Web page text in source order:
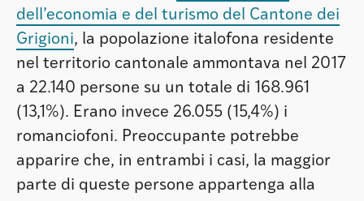
dell’economia e del turismo del Cantone dei
Grigioni, la popolazione italofona residente
nel territorio cantonale ammontava nel 2017
a 22.140 persone su un totale di 168.961
(13,1%). Erano invece 26.055 (15,4%) i
romanciofoni. Preoccupante potrebbe
apparire che, in entrambi i casi, la maggior
parte di queste persone appartenga alla